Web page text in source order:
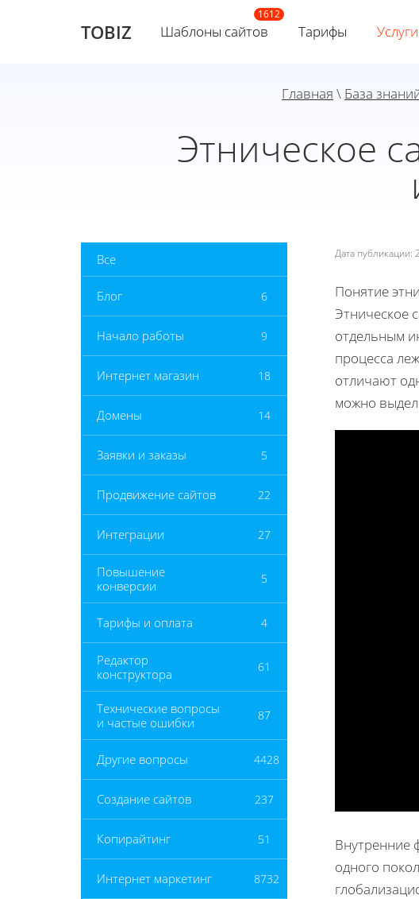
TOBIZ Шаблоны сайтов Тарифы Услуги
Главная \ База
Этническое
Все
Блог 6
Начало работы 9
Интернет магазин 18
Домены 14
Заявки и заказы 5
Продвижение сайтов 22
Интеграции 27
Повышение
конверсии
5
Тарифы и оплата 4
Редактор
конструктора
61
Технические вопросы
и частые ошибки
87
Другие вопросы 4428
Создание сайтов 237
Копирайтинг 51
Интернет маркетинг 8732
Дата
Понятие
Этническое
отдельным
процесса
отличают
можно
Внутренние
одного